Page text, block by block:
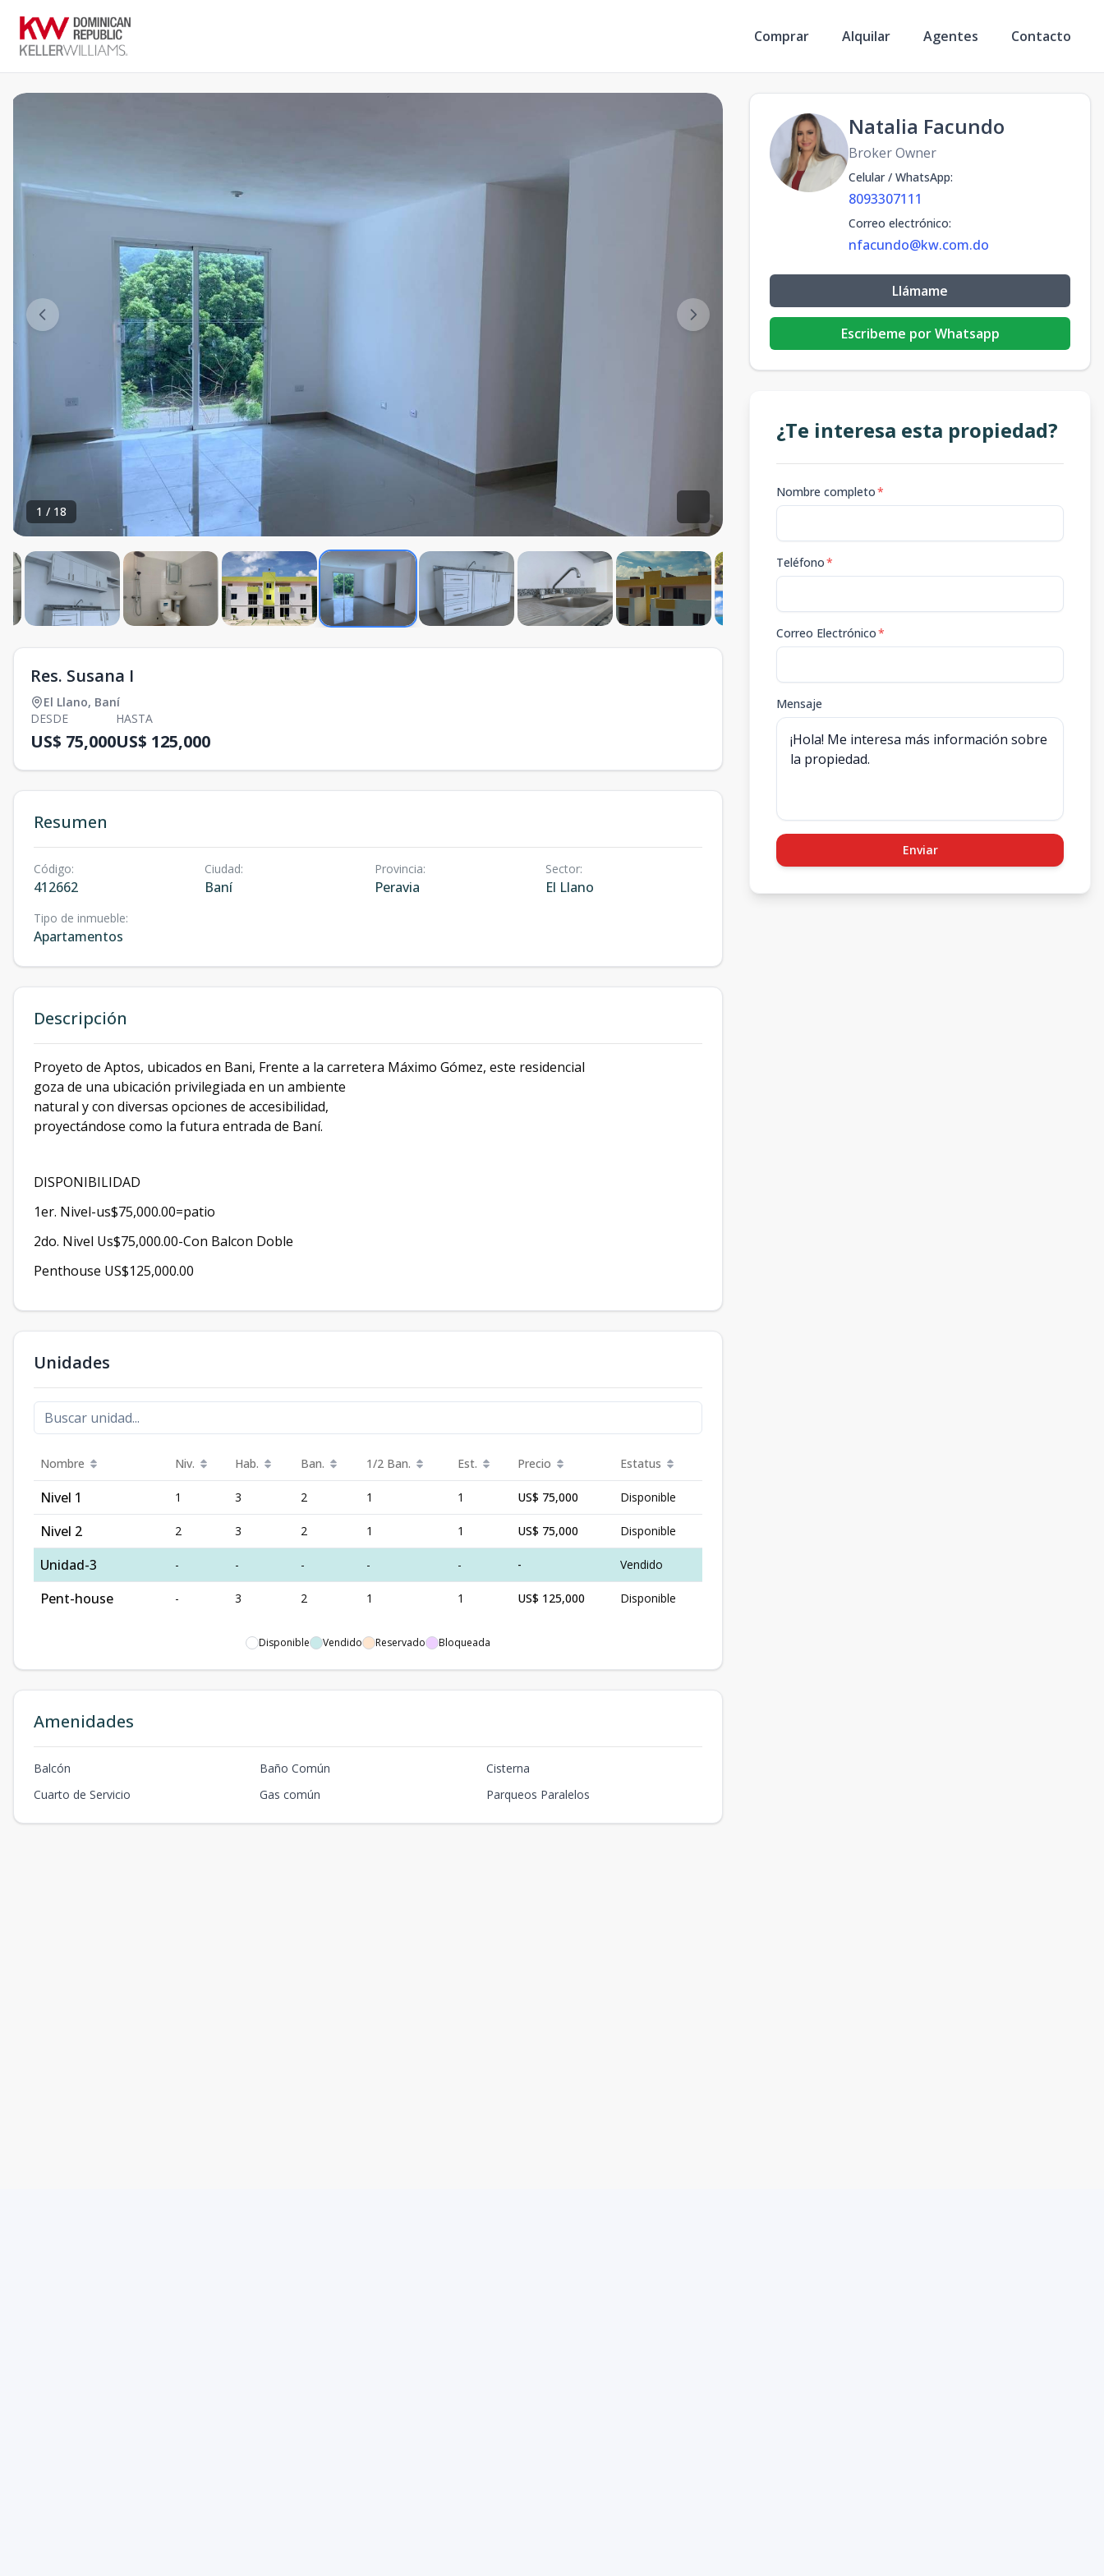
Comprar Alquilar Agentes Contacto
1 / 18
Res. Susana I
El Llano, Baní
DESDE
US$ 75,000
HASTA
US$ 125,000
Resumen
Código:
412662
Ciudad:
Baní
Provincia:
Peravia
Sector:
El Llano
Tipo de inmueble:
Apartamentos
Descripción
Proyeto de Aptos, ubicados en Bani, Frente a la carretera Máximo Gómez, este residencial
goza de una ubicación privilegiada en un ambiente
natural y con diversas opciones de accesibilidad,
proyectándose como la futura entrada de Baní.
DISPONIBILIDAD
1er. Nivel-us$75,000.00=patio
2do. Nivel Us$75,000.00-Con Balcon Doble
Penthouse US$125,000.00
Unidades
Nombre Niv. Hab. Ban. 1/2 Ban. Est. Precio Estatus
Nivel 1 1 3 2 1 1 US$ 75,000 Disponible
Nivel 2 2 3 2 1 1 US$ 75,000 Disponible
Unidad-3 - - - - - - Vendido
Pent-house - 3 2 1 1 US$ 125,000 Disponible
Disponible Vendido Reservado Bloqueada
Amenidades
Balcón Baño Común
Cisterna
Cuarto de Servicio
Gas común Parqueos Paralelos
Natalia Facundo
Broker Owner
Celular / WhatsApp:
8093307111
Correo electrónico:
nfacundo@kw.com.do
Llámame
Escribeme por Whatsapp
¿Te interesa esta propiedad?
Nombre completo*
Teléfono*
Correo Electrónico*
Mensaje
Enviar